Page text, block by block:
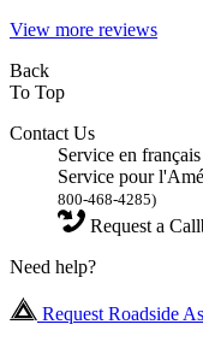
View more reviews
Back
To Top
Contact Us
Service en
Service pour
800-468-4285)
Request a
Need help?
Request Roadside